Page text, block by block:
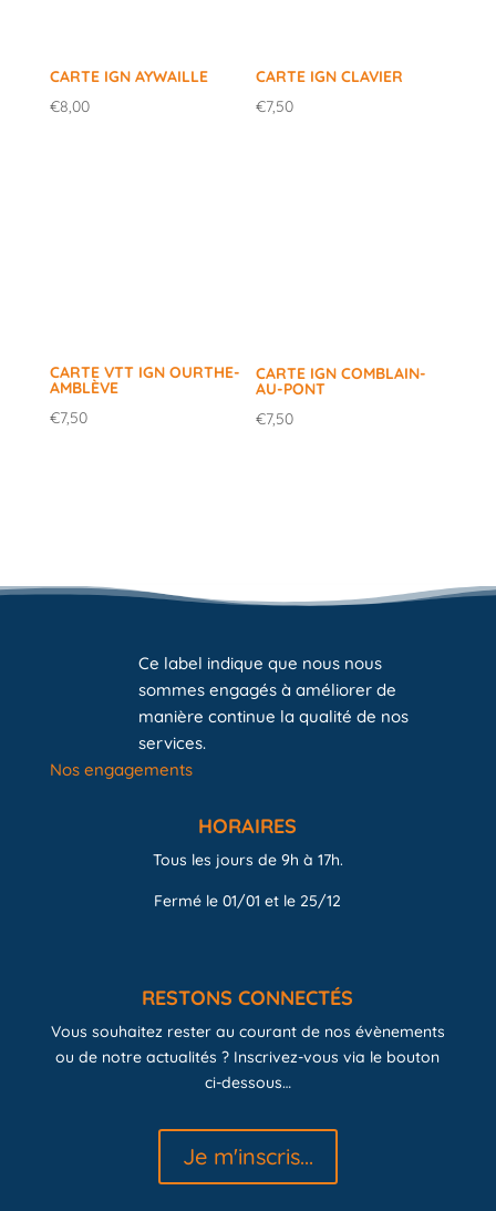
CARTE IGN AYWAILLE
€8,00
CARTE IGN CLAVIER
€7,50
CARTE VTT IGN OURTHE-
AMBLÈVE
€7,50
CARTE IGN COMBLAIN-
AU-PONT
€7,50
Ce label indique que nous nous
sommes engagés à améliorer de
manière continue la qualité de nos
services.
Nos engagements
HORAIRES
Tous les jours de 9h à 17h.
Fermé le 01/01 et le 25/12
RESTONS CONNECTÉS
Vous souhaitez rester au courant de nos évènements
ou de notre actualités ? Inscrivez-vous via le bouton
ci-dessous…
Je m'inscris...